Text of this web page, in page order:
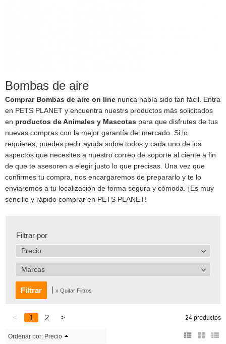
Bombas de aire
Comprar Bombas de aire on line nunca había sido tan fácil. Entra
en PETS PLANET y encuentra nuestrs productos más solicitados
en productos de Animales y Mascotas para que disfrutes de tus
nuevas compras con la mejor garantía del mercado. Si lo
requieres, puedes pedir ayuda sobre todos y cada uno de los
aspectos que necesites a nuestro correo de soporte al ciente a fin
de que te asesoren a elegir justo lo que precisas. Una vez que
confirmes tu compra, nos encargaremos de prepararlo y te lo
enviaremos a tu localización de forma segura y cómoda. ¡Es muy
sencillo y rápido comprar en PETS PLANET!
Filtrar por
Precio
Marcas
x Quitar Filtros
< 1 2 > 24 productos
Ordenar por: Precio